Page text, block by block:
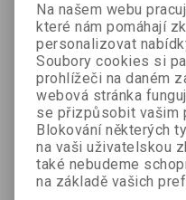
- 35 %
Na našem webu
které nám pomáhají
personalizovat
Soubory cookies si
prohlížeči na daném
webová stránka
se přizpůsobit vašim
Blokování některých
na vaši uživatelskou
také nebudeme
na základě vašich